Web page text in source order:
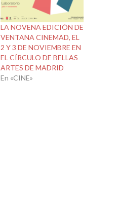
LA NOVENA EDICIÓN DE
VENTANA CINEMAD, EL
2 Y 3 DE NOVIEMBRE EN
EL CÍRCULO DE BELLAS
ARTES DE MADRID
En «CINE»